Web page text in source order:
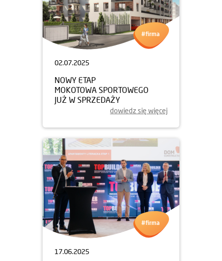
02.07.2025
NOWY ETAP
MOKOTOWA SPORTOWEGO
JUŻ W SPRZEDAŻY
dowiedz się więcej
17.06.2025